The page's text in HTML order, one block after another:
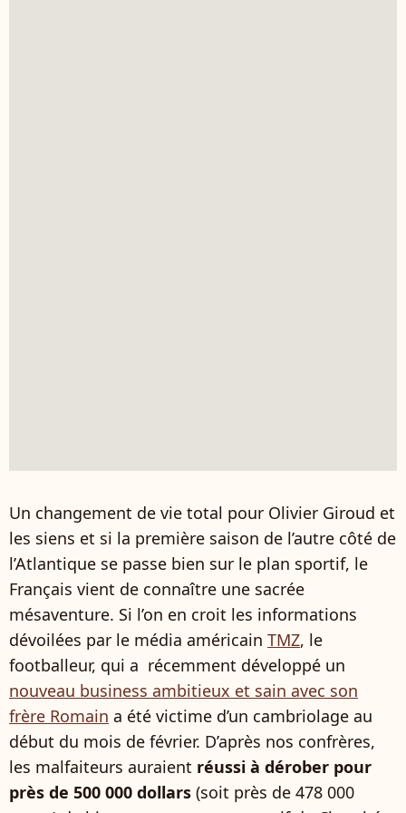
Un changement de vie total pour Olivier Giroud et
les siens et si la première saison de l’autre côté de
l’Atlantique se passe bien sur le plan sportif, le
Français vient de connaître une sacrée
mésaventure. Si l’on en croit les informations
dévoilées par le média américain TMZ, le
footballeur, qui a récemment développé un
nouveau business ambitieux et sain avec son
frère Romain a été victime d’un cambriolage au
début du mois de février. D’après nos confrères,
les malfaiteurs auraient réussi à dérober pour
près de 500 000 dollars (soit près de 478 000